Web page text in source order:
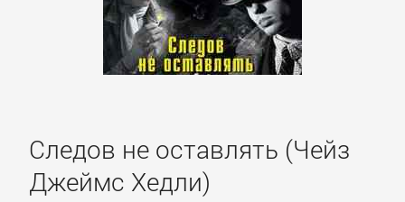
Следов не оставлять (Чейз
Джеймс Хедли)
фантастика